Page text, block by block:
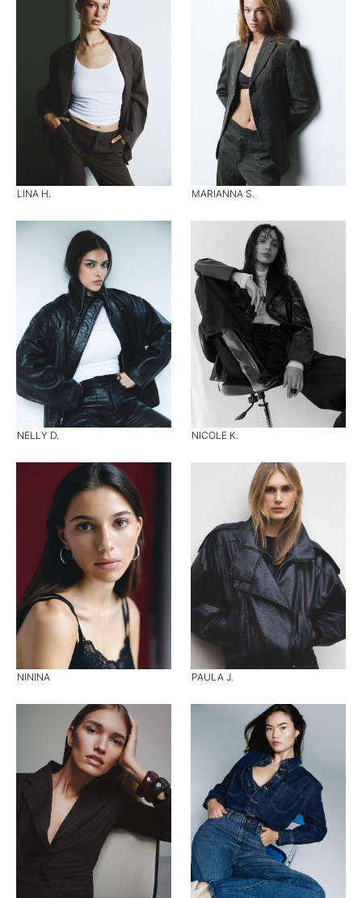
LINA H. MARIANNA S.
NELLY D. NICOLE K.
NININA PAULA J.